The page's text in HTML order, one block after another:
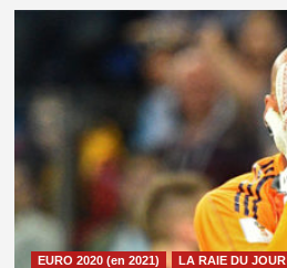
EURO 2020 (en 2021) LA RAIE DU JOUR